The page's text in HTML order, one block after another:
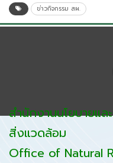
ข่าวกิจกรรม สผ.
สำนักงานนโยบายแล
สิ่งแวดล้อม
Office of Natural